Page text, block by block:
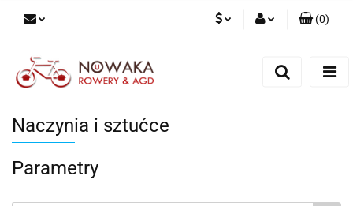
(0)
Naczynia i sztućce
Parametry